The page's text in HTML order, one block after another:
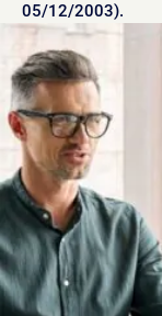
05/12/2003).